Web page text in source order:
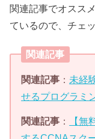
関連記事でオスス
ているので、チェ
関連記事
関連記事 ： 未経
せるプログラミ
関連記事 ：
【